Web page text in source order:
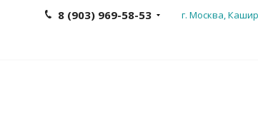
г. Москва,
8 (903) 969-58-53